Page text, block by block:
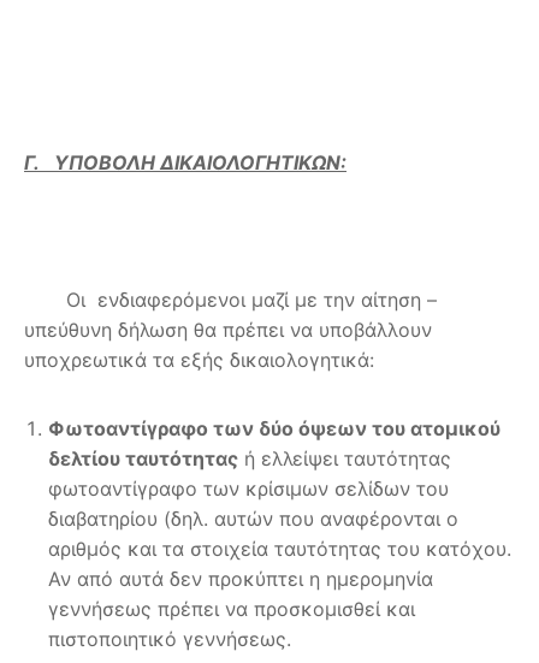
Γ. ΥΠΟΒΟΛΗ ΔΙΚΑΙΟΛΟΓΗΤΙΚΩΝ:
Οι ενδιαφερόμενοι μαζί με την αίτηση –
υπεύθυνη δήλωση θα πρέπει να υποβάλλουν
υποχρεωτικά τα εξής δικαιολογητικά:
Φωτοαντίγραφο των δύο όψεων του ατομικού
δελτίου ταυτότητας ή ελλείψει ταυτότητας
φωτοαντίγραφο των κρίσιμων σελίδων του
διαβατηρίου (δηλ. αυτών που αναφέρονται ο
αριθμός και τα στοιχεία ταυτότητας του κατόχου.
Αν από αυτά δεν προκύπτει η ημερομηνία
γεννήσεως πρέπει να προσκομισθεί και
πιστοποιητικό γεννήσεως.